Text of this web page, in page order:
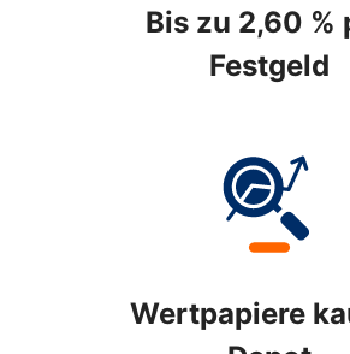
Bis zu 2,60 %
Festgeld
Wertpapiere